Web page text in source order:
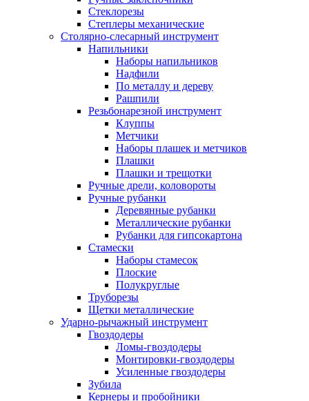
Стеклорезы
Степлеры механические
Столярно-слесарный инструмент
Напильники
Наборы напильников
Надфили
По металлу и дереву
Рашпили
Резьбонарезной инструмент
Клуппы
Метчики
Наборы плашек и метчиков
Плашки
Плашки и трещотки
Ручные дрели, коловороты
Ручные рубанки
Деревянные рубанки
Металлические рубанки
Рубанки для гипсокартона
Стамески
Наборы стамесок
Плоские
Полукруглые
Труборезы
Щетки металлические
Ударно-рычажный инструмент
Гвоздодеры
Ломы-гвоздодеры
Монтировки-гвоздодеры
Усиленные гвоздодеры
Зубила
Кернеры и пробойники